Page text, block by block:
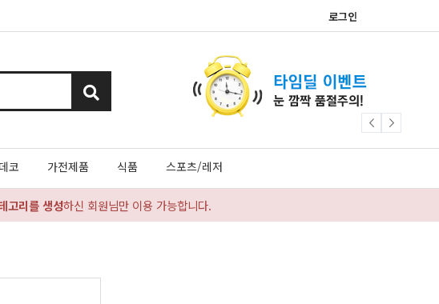
로그인
코 가전제품 식품 스포츠/레저
고리를 생성하신 회원님만 이용 가능합니다.